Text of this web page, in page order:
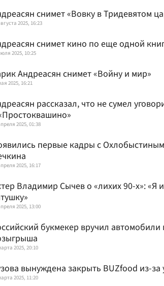
снимет «Вовку в Тридевятом
2025, 16:23
снимет кино по еще одной
2025, 10:25
Андреасян снимет «Войну и мир»
2025, 16:21
рассказал, что не сумел
2025, 01:38
первые кадры с
2025, 16:17
Владимир Сычев о «лихих 90-х»:
2025, 13:00
букмекер вручил
2025, 20:10
вынуждена закрыть BUZfood из-
2025, 11:20